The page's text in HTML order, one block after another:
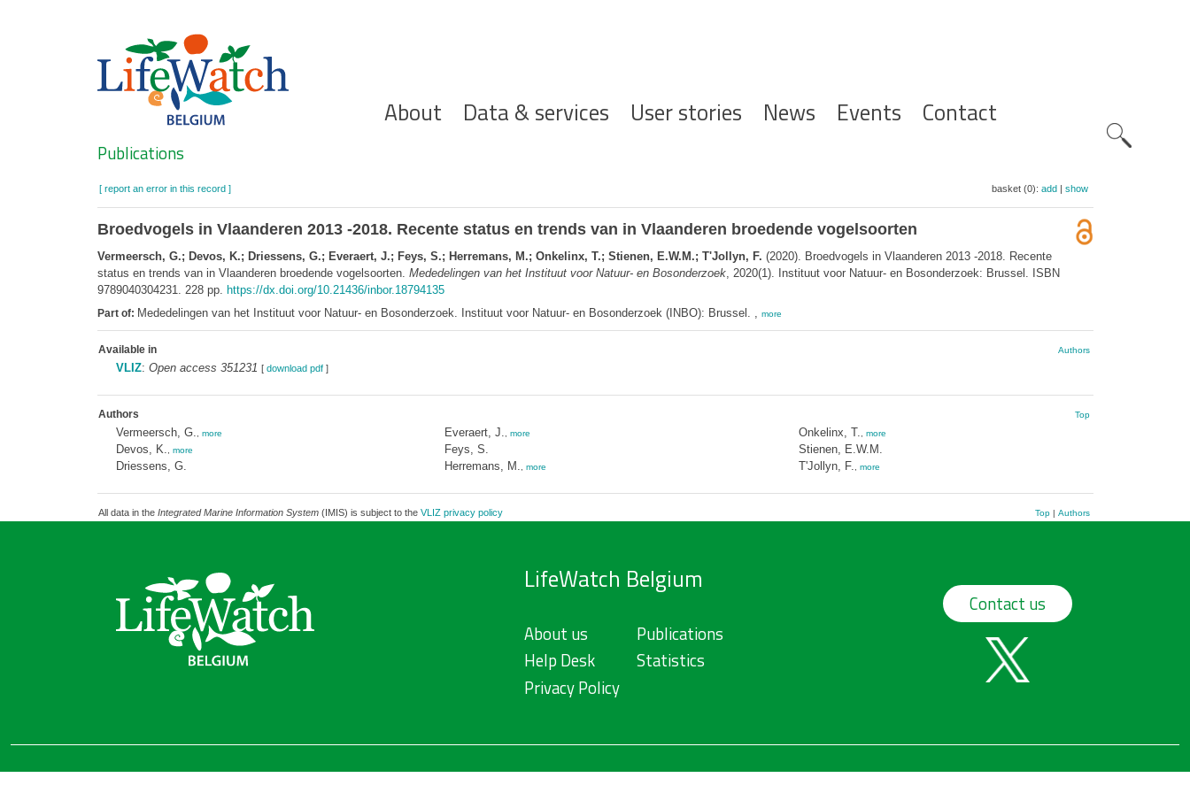
Hoofdnavigatie
About Data & services User stories News Events Contact
Search
Publications
[ report an error in this record ] basket (0): add| show
Broedvogels in Vlaanderen 2013 -2018. Recente status en trends van in Vlaanderen broedende vogelsoorten
Vermeersch, G.; Devos, K.; Driessens, G.; Everaert, J.; Feys, S.; Herremans, M.; Onkelinx, T.; Stienen, E.W.M.; T'Jollyn, F. (2020). Broedvogels in Vlaanderen 2013 -2018. Recente
status en trends van in Vlaanderen broedende vogelsoorten. Mededelingen van het Instituut voor Natuur- en Bosonderzoek, 2020(1). Instituut voor Natuur- en Bosonderzoek: Brussel. ISBN
9789040304231. 228 pp. https://dx.doi.org/10.21436/inbor.18794135
Part of: Mededelingen van het Instituut voor Natuur- en Bosonderzoek. Instituut voor Natuur- en Bosonderzoek (INBO): Brussel. , more
Available in Authors
VLIZ: Open access 351231 [ download pdf]
Authors Top
Vermeersch, G. more
Devos, K. more
Driessens, G.
Everaert, J. more
Feys, S.
Herremans, M.
more
Onkelinx, T. more
Stienen, E.W.M.
T'Jollyn, F.
more
All data in the Integrated Marine Information System(IMIS) is subject to the VLIZ privacy policy Top| Authors
LifeWatch Belgium
About us
Help Desk
Privacy Policy
Publications
Statistics
Contact us